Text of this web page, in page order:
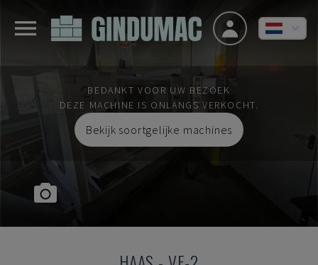
BEDANKT VOOR UW BEZOEK
DEZE MACHINE IS ONLANGS VERKOCHT.
Bekijk soortgelijke machines